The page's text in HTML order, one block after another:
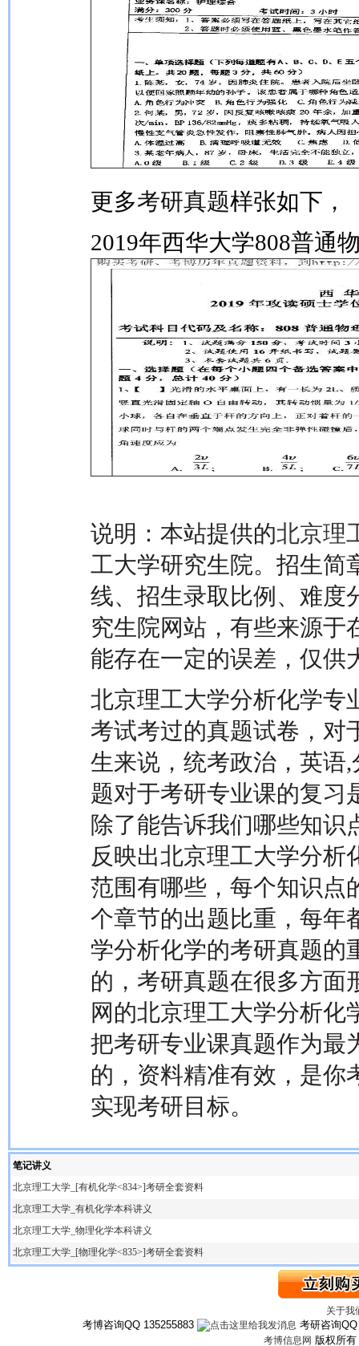
更多考研真题样张如下，
2019年西华大学808普通
说明：本站提供的北京理
工大学研究生院。招生简
线、招生录取比例、难度
究生院网站，有些来源于
能存在一定的误差，仅供
北京理工大学分析化学专
考试考过的真题试卷，对
生来说，统考政治，英语
题对于考研专业课的复习
除了能告诉我们哪些知识
反映出北京理工大学分析
范围有哪些，每个知识点
个章节的出题比重，每年
学分析化学的考研真题的
的，考研真题在很多方面
网的北京理工大学分析化
把考研专业课真题作为最
的，资料精准有效，是你
实现考研目标。
笔记讲义
北京理工大学_[有机化学<834>]考研全套资料
北京理工大学_有机化学本科讲义
北京理工大学_物理化学本科讲义
北京理工大学_[物理化学<835>]考研全套资料
关于我
考博咨询QQ 135255883 考研咨询
考博信息网 版权所有